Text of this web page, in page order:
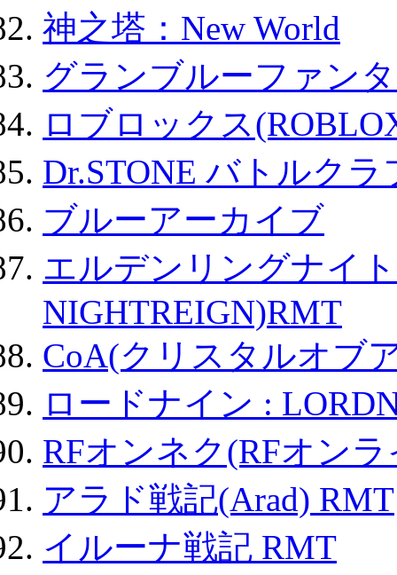
神之塔：New World
グランブルーファン
ロブロックス
Dr.STONE バトルク
ブルーアーカイブ
エルデンリングナイ
NIGHTREIGN)RMT
CoA(クリスタルオブ
ロードナイン :
RFオンネク(RFオン
アラド戦記(Arad) RMT
イルーナ戦記 RMT